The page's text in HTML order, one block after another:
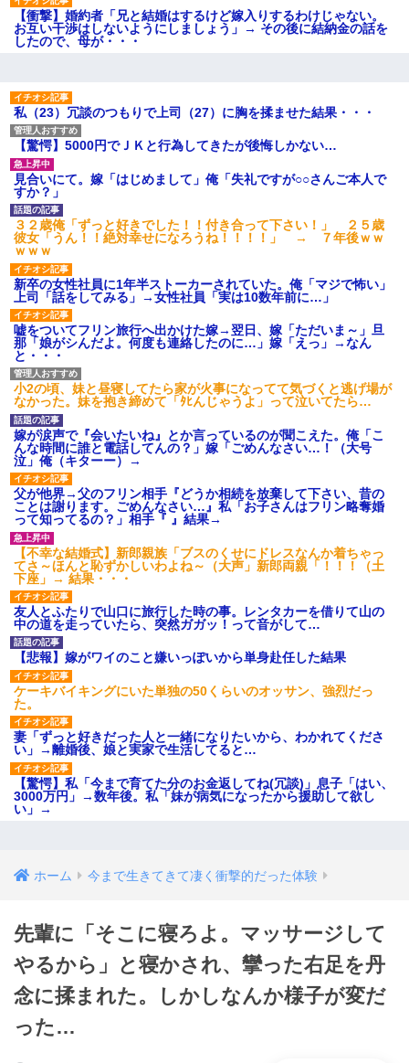
【愕然】白のクラウン俺氏、
高速道路左車線を制限速度で走
った結果wwwwwwwwwwww
でも盛大にやらかす←あまり悲
しませないでくれ
【衝撃】婚約者「兄と結婚はするけど嫁入りするわけじゃない。
お互い干渉はしないようにしましょう」→ その後に結納金の話を
したので、母が・・・
私（23）冗談のつもりで上司（27）に胸を揉ませた結果・・・
【驚愕】5000円でＪＫと行為してきたが後悔しかない…
見合いにて。嫁「はじめまして」俺「失礼ですが○○さんご本人で
すか？」
３２歳俺「ずっと好きでした！！付き合って下さい！」 ２５歳
彼女「うん！！絶対幸せになろうね！！！！」 → ７年後ｗｗ
ｗｗｗ
新卒の女性社員に1年半ストーカーされていた。俺「マジで怖い」
上司「話をしてみる」→女性社員「実は10数年前に…」
嘘をついてフリン旅行へ出かけた嫁→翌日、嫁「ただいま～」旦
那「娘がシんだよ。何度も連絡したのに…」嫁「えっ」→なん
と・・・
小2の頃、妹と昼寝してたら家が火事になってて気づくと逃げ場が
なかった。妹を抱き締めて「ﾀﾋんじゃうよ」って泣いてたら…
嫁が涙声で『会いたいね』とか言っているのが聞こえた。俺「こ
んな時間に誰と電話してんの？」嫁「ごめんなさい…！（大号
泣」俺（キターー）→
父が他界→父のフリン相手『どうか相続を放棄して下さい、昔の
ことは謝ります。ごめんなさい…』私「お子さんはフリン略奪婚
って知ってるの？」相手『 』結果→
【不幸な結婚式】新郎親族「ブスのくせにドレスなんか着ちゃっ
てさ～ほんと恥ずかしいわよね～（大声」新郎両親「！！！（土
下座」→ 結果・・・
友人とふたりで山口に旅行した時の事。レンタカーを借りて山の
中の道を走っていたら、突然ガガッ！って音がして…
【悲報】嫁がワイのこと嫌いっぽいから単身赴任した結果
ケーキバイキングにいた単独の50くらいのオッサン、強烈だっ
た。
妻「ずっと好きだった人と一緒になりたいから、わかれてくださ
い」→離婚後、娘と実家で生活してると…
【驚愕】私「今まで育てた分のお金返してね(冗談)」息子「はい、
3000万円」→数年後。私「妹が病気になったから援助して欲し
い」→
ホーム 今まで生きてきて凄く衝撃的だった体験
先輩に「そこに寝ろよ。マッサージして
やるから」と寝かされ、攣った右足を丹
念に揉まれた。しかしなんか様子が変だ
った…